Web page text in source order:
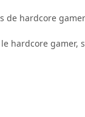
de hardcore
hardcore gamer,